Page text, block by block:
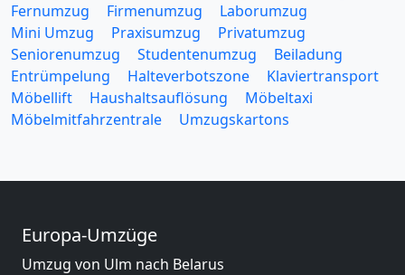
Fernumzug
Firmenumzug
Laborumzug
Mini Umzug
Praxisumzug
Privatumzug
Seniorenumzug
Studentenumzug
Beiladung
Entrümpelung
Halteverbotszone
Klaviertransport
Möbellift
Haushaltsauflösung
Möbeltaxi
Möbelmitfahrzentrale
Umzugskartons
Europa-Umzüge
Umzug von Ulm nach Belarus